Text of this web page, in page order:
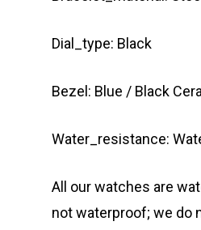
Dial_type: Black
Bezel: Blue / Black
Water_resistance:
All our watches are
not waterproof; we do